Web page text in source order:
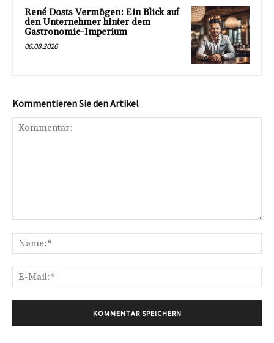
René Dosts Vermögen: Ein Blick auf
den Unternehmer hinter dem
Gastronomie-Imperium
06.08.2026
Kommentieren Sie den Artikel